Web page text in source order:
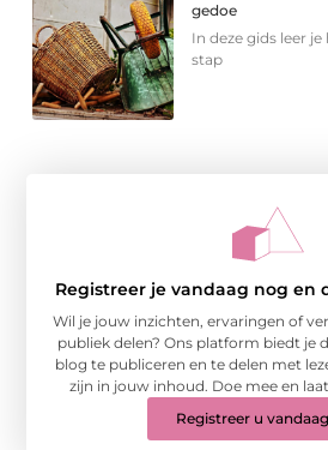
gedoe
In deze gids leer
stap
Registreer je vandaag nog en
Wil je jouw inzichten, ervaringen of
publiek delen? Ons platform biedt je
blog te publiceren en te delen met
zijn in jouw inhoud. Doe mee en
Registreer u